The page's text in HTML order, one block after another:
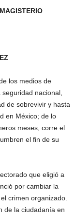
los medios de
nacional,
de sobrevivir y hasta
en México; de lo
meses, corre el
el fin de su
que eligió a
por cambiar la
crimen organizado.
de la ciudadanía en